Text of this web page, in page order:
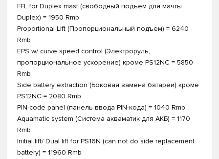
FFL for Duplex mast (свободный подъем для мачты
Duplex) = 1950 Rmb
Proportional Lift (Пропорциональный подъем) = 6240
Rmb
EPS w/ curve speed control (Электроруль,
пропорциональное ускорение) кроме PS12NC = 5850
Rmb
Side battery extraction (Боковая замена батареи) кроме
PS12NC = 2080 Rmb
PIN-code panel (панель ввода PIN-кода) = 1040 Rmb
Aquamatic system (Система акваматик для АКБ) = 1170
Rmb
Initial lift/ Dual lift for PS16N (can not do side replacement
battery) = 11960 Rmb